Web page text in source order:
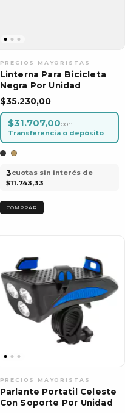
Linterna Para Bicicleta
Negra Por Unidad
$35.230,00
$31.707,00con
Transferencia o depósito
3cuotas sin interés de
$11.743,33
COMPRAR
Parlante Portatil Celeste
Con Soporte Por Unidad